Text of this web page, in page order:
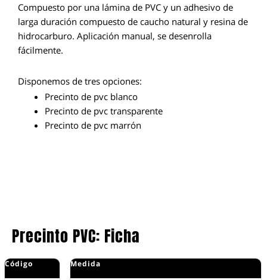
Compuesto por una lámina de PVC y un adhesivo de
larga duración compuesto de caucho natural y resina de
hidrocarburo. Aplicación manual, se desenrolla
fácilmente.
Disponemos de tres opciones:
Precinto de pvc blanco
Precinto de pvc transparente
Precinto de pvc marrón
Precinto PVC: Ficha
Código Medida